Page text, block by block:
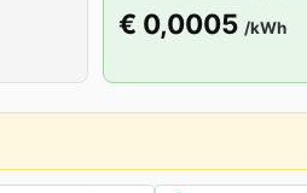
€ 0,0005 /kWh